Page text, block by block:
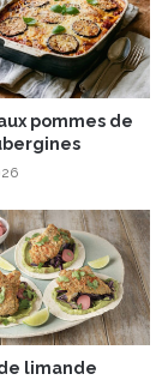
pommes de
limande